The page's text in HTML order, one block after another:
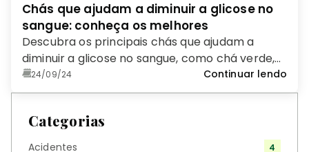
Chás que ajudam a diminuir a glicose no
sangue: conheça os melhores
Descubra os principais chás que ajudam a
diminuir a glicose no sangue, como chá verde,
canela e hibisco, e saiba como incluí-los de
forma segura no seu dia a dia.
24/09/24 Continuar lendo
Categorias
Acidentes 4